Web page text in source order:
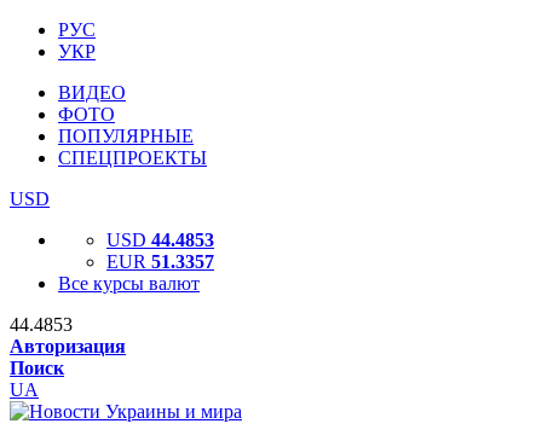
РУС
УКР
ВИДЕО
ФОТО
ПОПУЛЯРНЫЕ
СПЕЦПРОЕКТЫ
USD
USD 44.4853
EUR 51.3357
Все курсы валют
44.4853
Авторизация
Поиск
UA